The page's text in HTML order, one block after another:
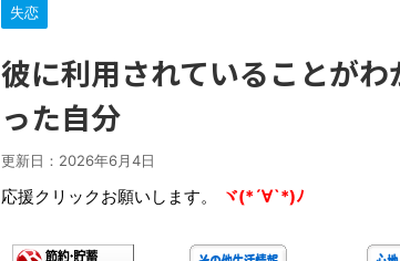
失恋
彼に利用されていることが
った自分
更新日： 2026年6月4日
応援クリックお願いします。 ヾ(*´∀`*)ﾉ